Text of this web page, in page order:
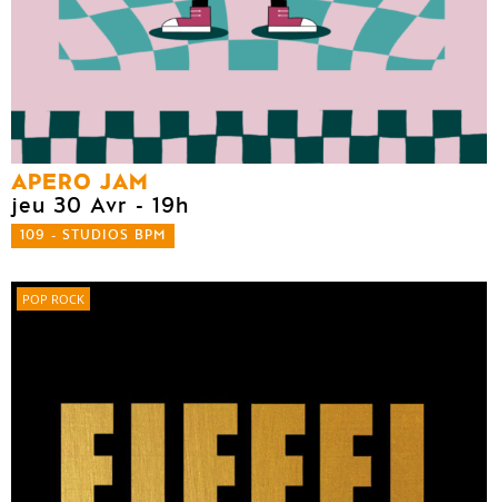
APERO JAM
jeu 30 Avr - 19h
109 - STUDIOS BPM
POP ROCK